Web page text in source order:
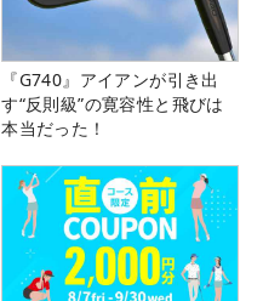
『G740』アイアンが引き出
す“反則級”の寛容性と飛びは
本当だった！